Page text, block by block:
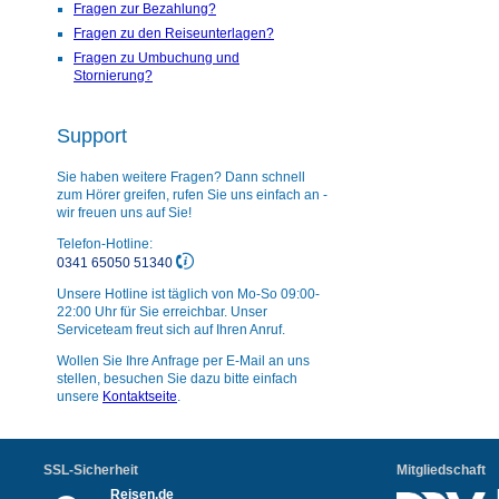
Fragen zur Bezahlung?
Fragen zu den Reiseunterlagen?
Fragen zu Umbuchung und
Stornierung?
Support
Sie haben weitere Fragen? Dann schnell
zum Hörer greifen, rufen Sie uns einfach an -
wir freuen uns auf Sie!
Telefon-Hotline:
0341 65050 51340
Unsere Hotline ist täglich von Mo-So 09:00-
22:00 Uhr für Sie erreichbar. Unser
Serviceteam freut sich auf Ihren Anruf.
Wollen Sie Ihre Anfrage per E-Mail an uns
stellen, besuchen Sie dazu bitte einfach
unsere Kontaktseite.
SSL-Sicherheit
Reisen.de
Mitgliedschaft